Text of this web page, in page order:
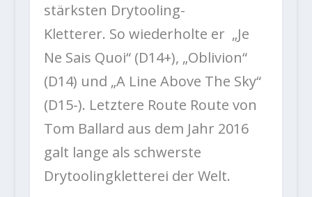
stärksten Drytooling-
Kletterer. So wiederholte er „Je
Ne Sais Quoi“ (D14+), „Oblivion“
(D14) und „A Line Above The Sky“
(D15-). Letztere Route Route von
Tom Ballard aus dem Jahr 2016
galt lange als schwerste
Drytoolingkletterei der Welt.